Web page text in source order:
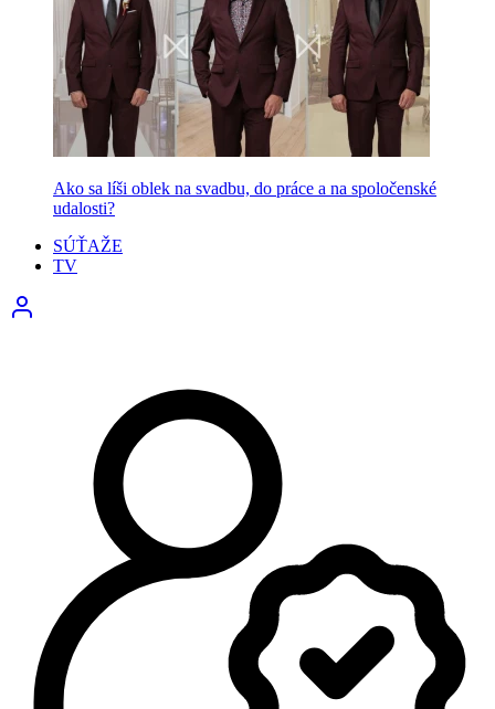
Ako sa líši oblek na svadbu, do práce a na spoločenské
udalosti?
SÚŤAŽE
TV